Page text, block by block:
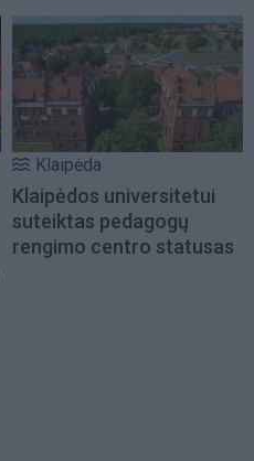
Klaipėda
Klaipėdos universitetui
suteiktas pedagogų
rengimo centro statusas